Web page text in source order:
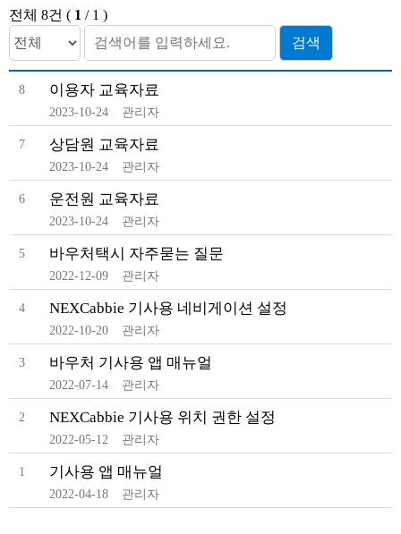
전체 8건 ( 1 / 1 )
검색어를 입력하세요.
검색
8 이용자 교육자료
관리자
2023-10-24
7 상담원 교육자료
관리자
2023-10-24
6 운전원 교육자료
관리자
2023-10-24
5 바우처택시 자주묻는 질문
관리자
2022-12-09
4 NEXCabbie 기사용 네비게이션 설정
관리자
2022-10-20
3 바우처 기사용 앱 매뉴얼
관리자
2022-07-14
2 NEXCabbie 기사용 위치 권한 설정
관리자
2022-05-12
1 기사용 앱 매뉴얼
관리자
2022-04-18